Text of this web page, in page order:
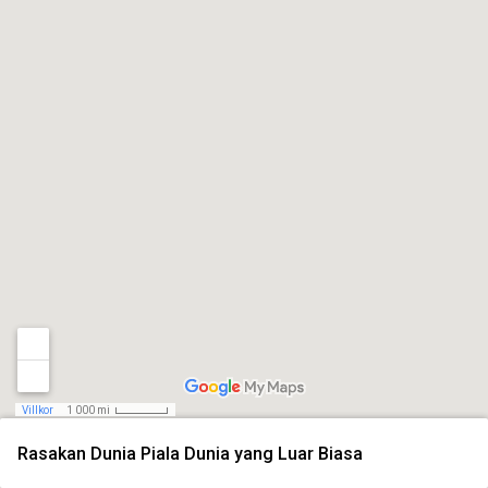
Rasakan Dunia Piala Dunia yang Luar Biasa
Villkor 1 000 mi